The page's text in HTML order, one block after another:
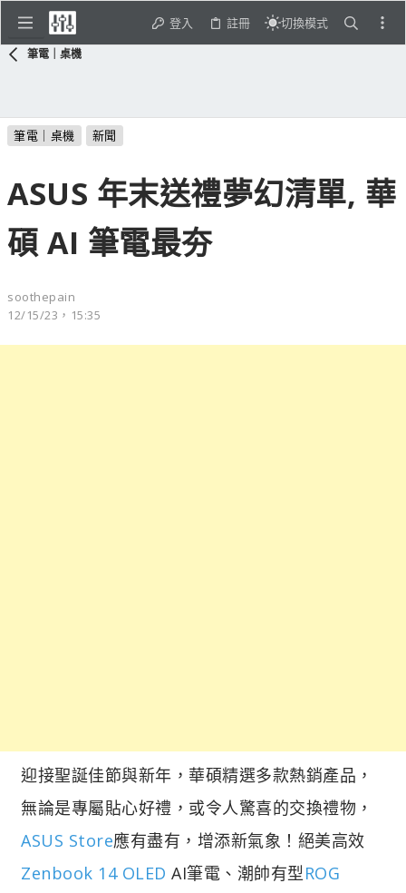
登入 註冊 切換模式
筆電｜桌機
筆電｜桌機 新聞
ASUS 年末送禮夢幻清單, 華
碩 AI 筆電最夯
soothepain
12/15/23，15:35
迎接聖誕佳節與新年，華碩精選多款熱銷產品，
無論是專屬貼心好禮，或令人驚喜的交換禮物，
ASUS Store應有盡有，增添新氣象！絕美高效
Zenbook 14 OLED AI筆電、潮帥有型 ROG